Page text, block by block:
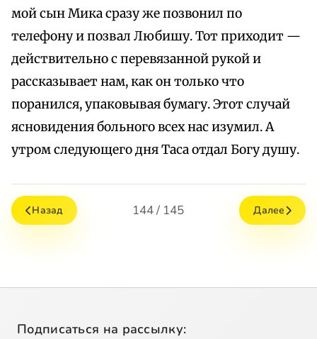
мой сын Мика сразу же позвонил по
телефону и позвал Любишу. Тот приходит —
действительно с перевязанной рукой и
рассказывает нам, как он только что
поранился, упаковывая бумагу. Этот случай
ясновидения больного всех нас изумил. А
утром следующего дня Таса отдал Богу душу.
Назад 144 / 145 Далее
Подписаться на рассылку: